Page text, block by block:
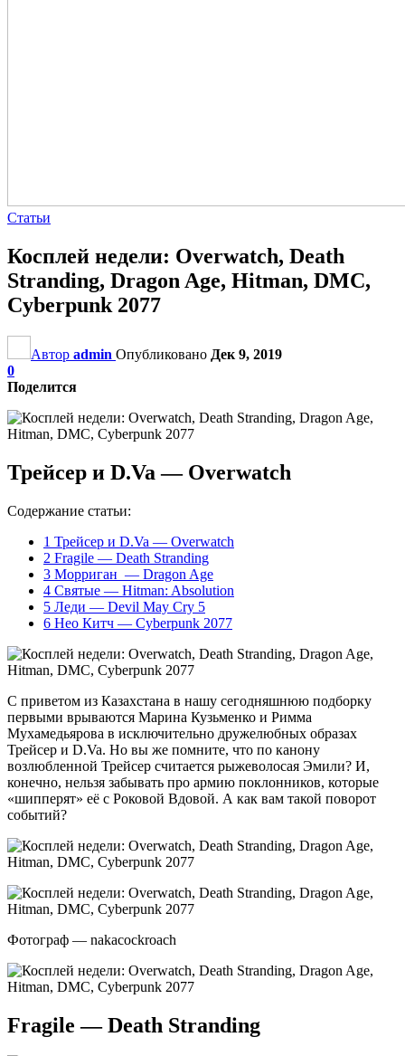
Статьи
Косплей недели: Overwatch, Death
Stranding, Dragon Age, Hitman, DMC,
Cyberpunk 2077
Автор admin Опубликовано Дек 9, 2019
0
Поделится
Трейсер и D.Va — Overwatch
Содержание статьи:
1 Трейсер и D.Va — Overwatch
2 Fragile — Death Stranding
3 Морриган — Dragon Age
4 Святые — Hitman: Absolution
5 Леди — Devil May Cry 5
6 Нео Китч — Cyberpunk 2077
С приветом из Казахстана в нашу сегодняшнюю подборку
первыми врываются Марина Кузьменко и Римма
Мухамедьярова в исключительно дружелюбных образах
Трейсер и D.Va. Но вы же помните, что по канону
возлюбленной Трейсер считается рыжеволосая Эмили? И,
конечно, нельзя забывать про армию поклонников, которые
«шипперят» её с Роковой Вдовой. А как вам такой поворот
событий?
Фотограф — nakacockroach
Fragile — Death Stranding